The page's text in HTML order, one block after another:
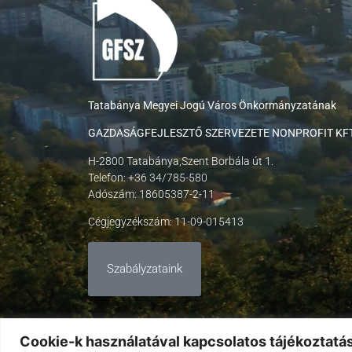
Cookie-k használatával kapcsolatos
Tatabánya Megyei Jogú Város Önkormányzatának
GAZDASÁGFEJLESZTŐ SZERVEZETE NONPROFIT
H-2800 Tatabánya,Szent Borbála út 1.
Telefon: +36 34/785-580
Adószám: 18605387-2-11
Cégjegyzékszám: 11-09-015413
Szabályzataink